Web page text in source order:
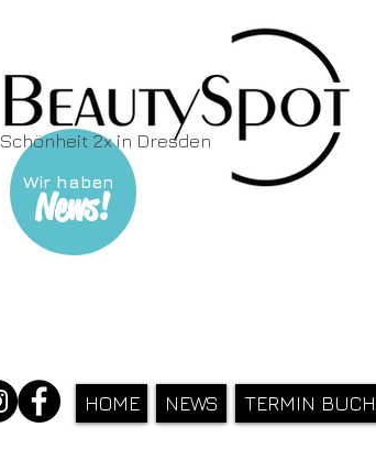
News!
Wir haben
Schönheit 2x in Dresden
HOME NEWS TERMIN